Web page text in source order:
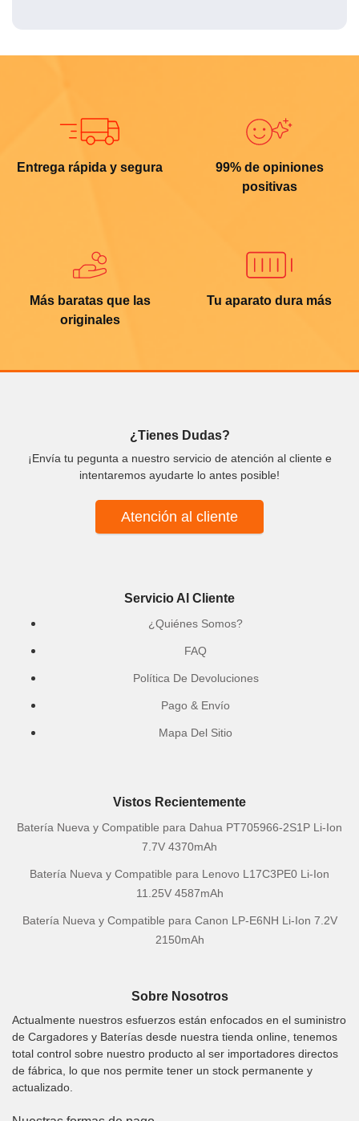
Entrega rápida y segura
99% de opiniones
positivas
Más baratas que las
originales
Tu aparato dura más
¿Tienes Dudas?
¡Envía tu pegunta a nuestro servicio de atención al cliente e
intentaremos ayudarte lo antes posible!
Atención al cliente
Servicio Al Cliente
¿Quiénes Somos?
FAQ
Política De Devoluciones
Pago & Envío
Mapa Del Sitio
Vistos Recientemente
Batería Nueva y Compatible para Dahua PT705966-2S1P Li-Ion
7.7V 4370mAh
Batería Nueva y Compatible para Lenovo L17C3PE0 Li-Ion
11.25V 4587mAh
Batería Nueva y Compatible para Canon LP-E6NH Li-Ion 7.2V
2150mAh
Sobre Nosotros
Actualmente nuestros esfuerzos están enfocados en el suministro
de Cargadores y Baterías desde nuestra tienda online, tenemos
total control sobre nuestro producto al ser importadores directos
de fábrica, lo que nos permite tener un stock permanente y
actualizado.